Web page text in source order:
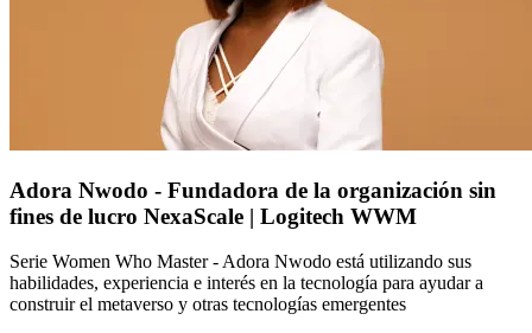
Adora Nwodo - Fundadora de la organización sin
fines de lucro NexaScale | Logitech WWM
Serie Women Who Master - Adora Nwodo está utilizando sus
habilidades, experiencia e interés en la tecnología para ayudar a
construir el metaverso y otras tecnologías emergentes